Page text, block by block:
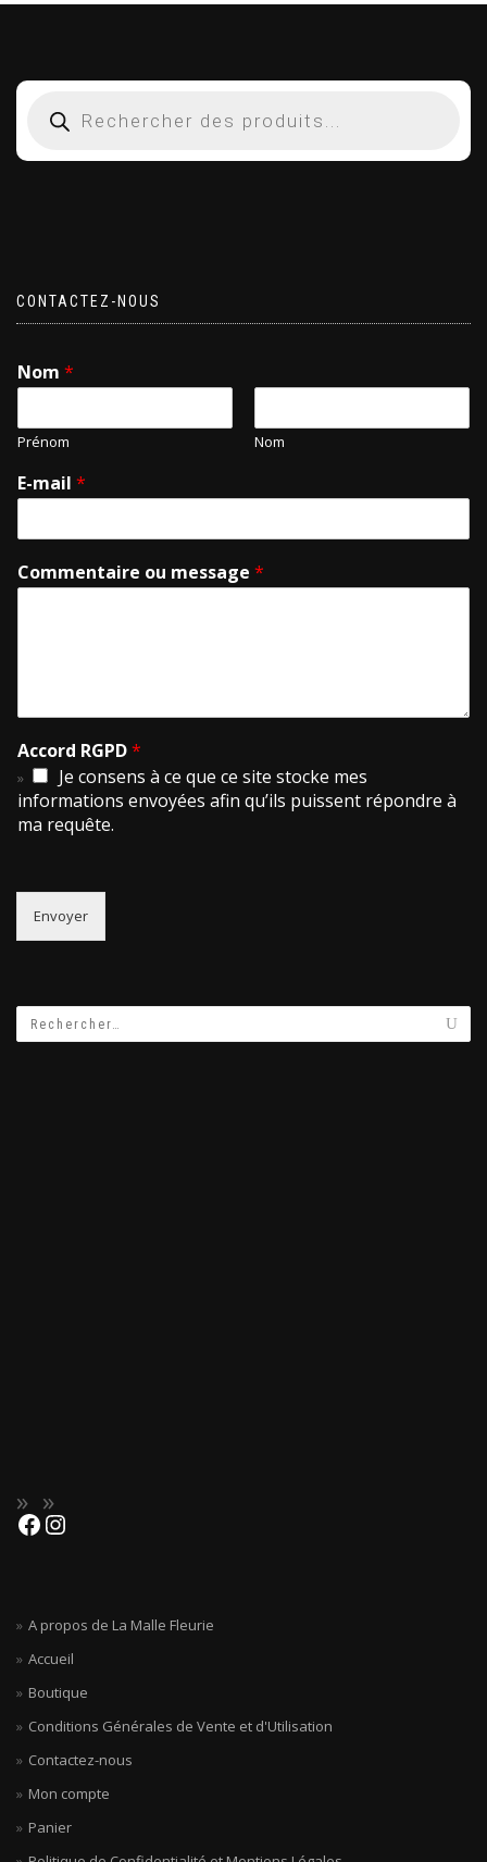
CONTACTEZ-NOUS
Nom *
Prénom Nom
E-mail *
Commentaire ou message *
Accord RGPD*
Je consens à ce que ce site stocke mes
informations envoyées afin qu’ils puissent répondre à
ma requête.
Envoyer
A propos de La Malle Fleurie
Accueil
Boutique
Conditions Générales de Vente et d'Utilisation
Contactez-nous
Mon compte
Panier